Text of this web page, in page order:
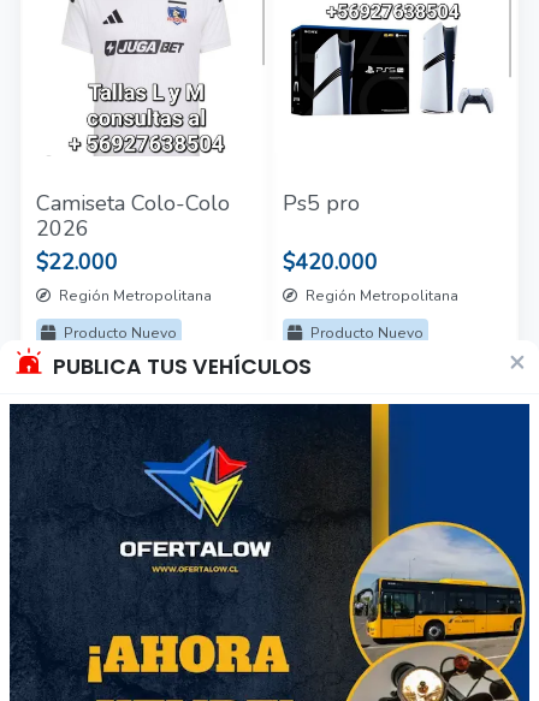
PUBLICA TUS VEHÍCULOS ×
Camiseta Colo-Colo
2026
$22.000
Región Metropolitana
Producto Nuevo
Ps5 pro
$420.000
Región Metropolitana
Producto Nuevo
Camiseta Universidad
De Chile originales,
Ps4 2 controles y 14
juegos, excelente